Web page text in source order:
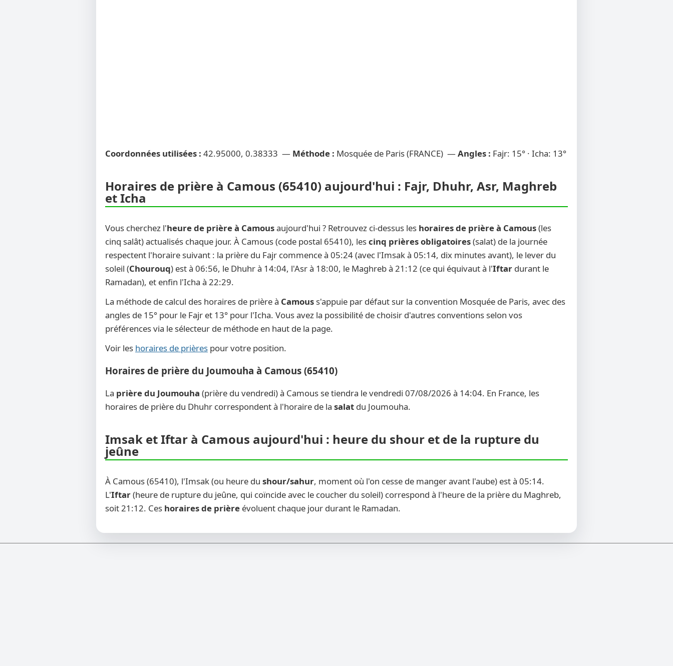
Coordonnées utilisées : 42.95000, 0.38333 — Méthode : Mosquée de Paris (FRANCE) — Angles : Fajr: 15° · Icha: 13°
Horaires de prière à Camous (65410) aujourd'hui : Fajr, Dhuhr, Asr, Maghreb
et Icha
Vous cherchez l'heure de prière à Camousaujourd'hui ? Retrouvez ci-dessus les horaires de prière à Camous(les
cinq salât) actualisés chaque jour. À Camous (code postal 65410), lescinq prières obligatoires(salat) de la journée
respectent l'horaire suivant : la prière du Fajr commence à 05:24 (avec l'Imsak à 05:14, dix minutes avant), le lever du
soleil (Chourouq) est à 06:56, le Dhuhr à 14:04, l'Asr à 18:00, le Maghreb à 21:12 (ce qui équivaut à l'Iftar durant le
Ramadan), et enfin l'Icha à 22:29.
La méthode de calcul des horaires de prière à Camous s'appuie par défaut sur la convention Mosquée de Paris, avec des
angles de 15° pour le Fajr et 13° pour l'Icha. Vous avez la possibilité de choisir d'autres conventions selon vos
préférences via le sélecteur de méthode en haut de la page.
Voir les horaires de prières pour votre position.
Horaires de prière du Joumouha à Camous (65410)
La prière du Joumouha (prière du vendredi) à Camous se tiendra le vendredi 07/08/2026 à 14:04. En France, les
horaires de prière du Dhuhr correspondent à l'horaire de la salat du Joumouha.
Imsak et Iftar à Camous aujourd'hui : heure du shour et de la rupture du
jeûne
À Camous (65410), l'Imsak (ou heure du shour/sahur, moment où l'on cesse de manger avant l'aube) est à 05:14.
L'Iftar(heure de rupture du jeûne, qui coïncide avec le coucher du soleil) correspond à l'heure de la prière du Maghreb,
soit 21:12. Ces horaires de prière évoluent chaque jour durant le Ramadan.